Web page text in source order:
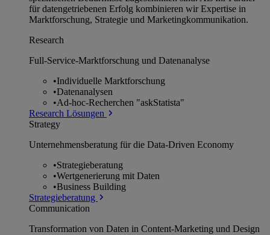
für datengetriebenen Erfolg kombinieren wir Expertise in
Marktforschung, Strategie und Marketingkommunikation.
Research
Full-Service-Marktforschung und Datenanalyse
•Individuelle Marktforschung
•Datenanalysen
•Ad-hoc-Recherchen "askStatista"
Research Lösungen
Strategy
Unternehmens­beratung für die Data-Driven Economy
•Strategieberatung
•Wertgenerierung mit Daten
•Business Building
Strategieberatung
Communication
Transformation von Daten in Content-Marketing und Design